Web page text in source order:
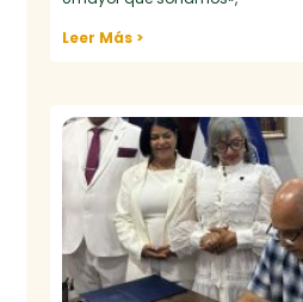
Leer Más >